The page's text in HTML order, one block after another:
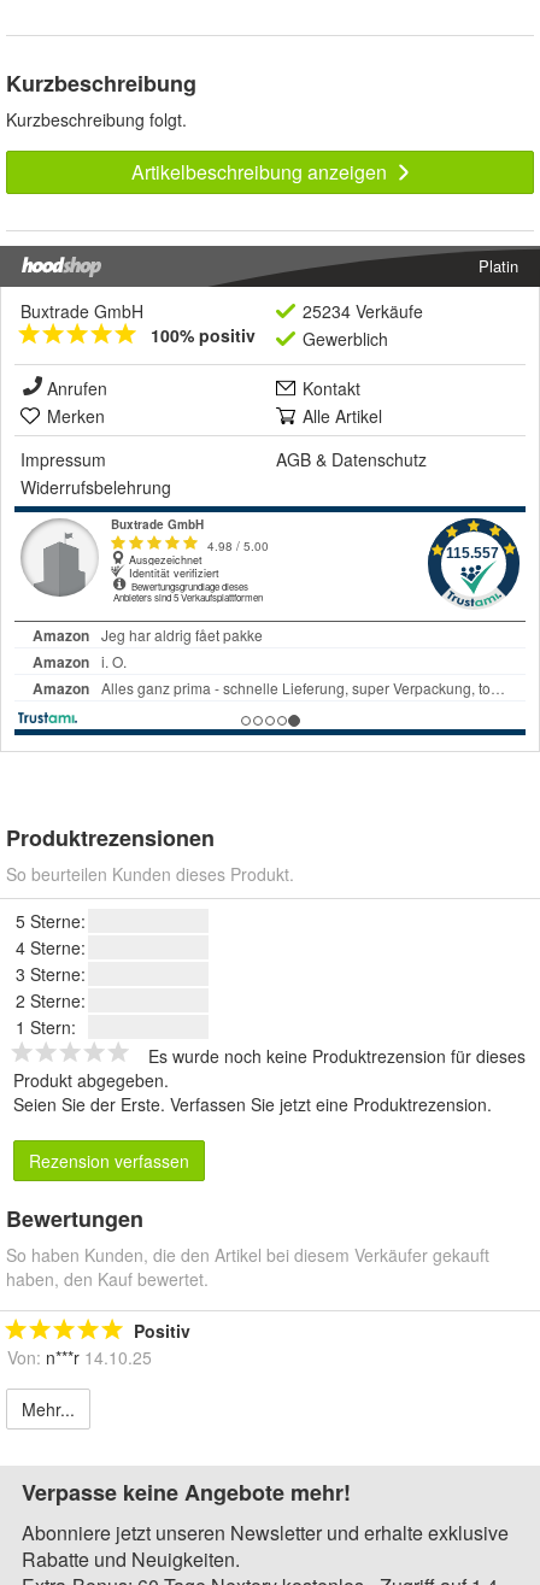
Kurzbeschreibung
Kurzbeschreibung folgt.
Artikelbeschreibung anzeigen
Platin
Buxtrade GmbH
100% positiv
25234 Verkäufe
Gewerblich
Anrufen
Kontakt
Merken
Alle Artikel
Impressum
AGB & Datenschutz
Widerrufsbelehrung
Produktrezensionen
So beurteilen Kunden dieses Produkt.
5 Sterne:
4 Sterne:
3 Sterne:
2 Sterne:
1 Stern:
Es wurde noch keine Produktrezension für dieses
Produkt abgegeben.
Seien Sie der Erste. Verfassen Sie jetzt eine Produktrezension.
Rezension verfassen
Bewertungen
So haben Kunden, die den Artikel bei diesem Verkäufer gekauft
haben, den Kauf bewertet.
Positiv
Von: n***r 14.10.25
Mehr...
Verpasse keine Angebote mehr!
Abonniere jetzt unseren Newsletter und erhalte exklusive
Rabatte und Neuigkeiten.